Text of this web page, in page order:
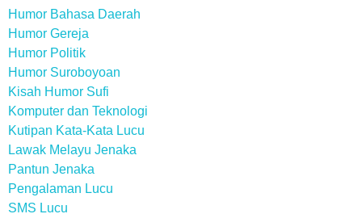
Humor Bahasa Daerah
Humor Gereja
Humor Politik
Humor Suroboyoan
Kisah Humor Sufi
Komputer dan Teknologi
Kutipan Kata-Kata Lucu
Lawak Melayu Jenaka
Pantun Jenaka
Pengalaman Lucu
SMS Lucu